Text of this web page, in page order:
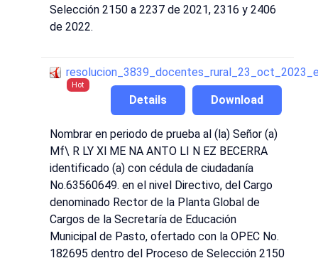
Selección 2150 a 2237 de 2021, 2316 y 2406
de 2022.
Hot
Download
Details
Nombrar en periodo de prueba al (la) Señor (a)
Mf\ R LY Xl ME NA ANTO LI N EZ BECERRA
identificado (a) con cédula de ciudadanía
No.63560649. en el nivel Directivo, del Cargo
denominado Rector de la Planta Global de
Cargos de la Secretaría de Educación
Municipal de Pasto, ofertado con la OPEC No.
182695 dentro del Proceso de Selección 2150